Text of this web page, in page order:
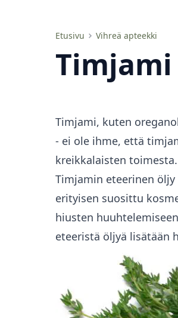
Etusivu Vihreä apteekki
Timjami eteerinen öljy
Timjami, kuten
- ei ole ihme, että
kreikkalaisten
Timjamin eteerinen
erityisen suosittu
hiusten
eteeristä öljyä lisätään